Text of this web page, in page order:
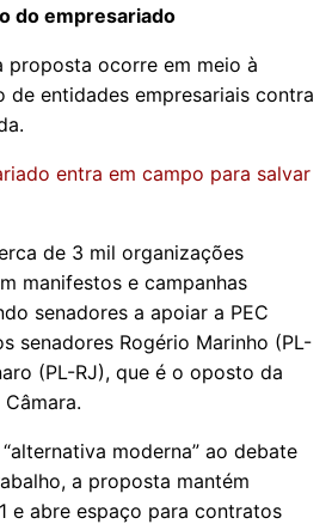
do empresariado
proposta ocorre em meio à
de entidades empresariais contra
entra em campo para salvar
de 3 mil organizações
manifestos e campanhas
senadores a apoiar a PEC
senadores Rogério Marinho (PL-
(PL-RJ), que é o oposto da
moderna” ao debate
a proposta mantém
e abre espaço para contratos